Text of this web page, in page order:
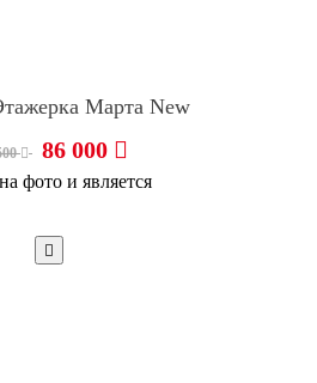
Марта New
86 000
фото и является